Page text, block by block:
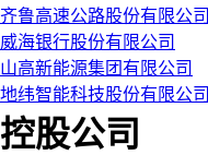
齐鲁高速公路股份有限公司
威海银行股份有限公司
山高新能源集团有限公司
地纬智能科技股份有限公司
控股公司